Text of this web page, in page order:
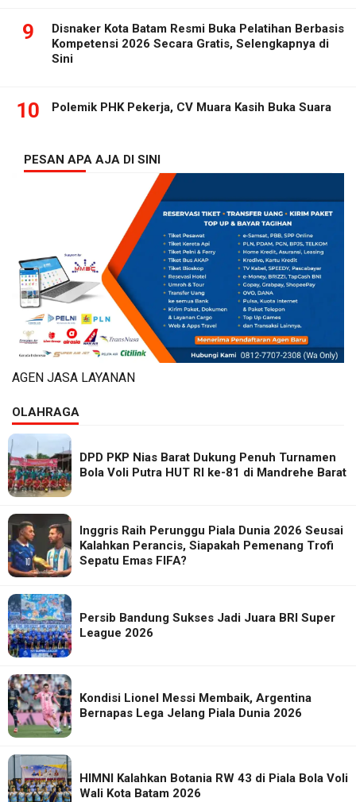
9
Disnaker Kota Batam Resmi Buka Pelatihan Berbasis
Kompetensi 2026 Secara Gratis, Selengkapnya di
Sini
10 Polemik PHK Pekerja, CV Muara Kasih Buka Suara
PESAN APA AJA DI SINI
AGEN JASA LAYANAN
OLAHRAGA
DPD PKP Nias Barat Dukung Penuh Turnamen
Bola Voli Putra HUT RI ke-81 di Mandrehe Barat
Inggris Raih Perunggu Piala Dunia 2026 Seusai
Kalahkan Perancis, Siapakah Pemenang Trofi
Sepatu Emas FIFA?
Persib Bandung Sukses Jadi Juara BRI Super
League 2026
Kondisi Lionel Messi Membaik, Argentina
Bernapas Lega Jelang Piala Dunia 2026
HIMNI Kalahkan Botania RW 43 di Piala Bola Voli
Wali Kota Batam 2026